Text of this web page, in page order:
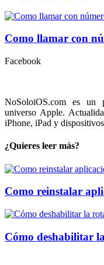
Como llamar con
Facebook
NoSoloiOS.com es un
universo Apple.
iPhone, iPad y
¿Quieres leer más?
Como reinstalar
Cómo deshabilitar